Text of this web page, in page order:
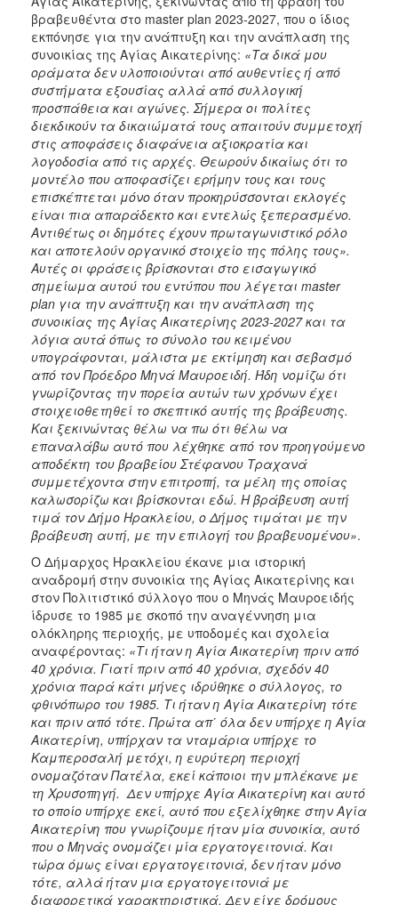
βραβευθέντα στο master plan 2023-2027, που ο ίδιος
εκπόνησε για την ανάπτυξη και την ανάπλαση της
συνοικίας της Αγίας Αικατερίνης: «Τα δικά μου
οράματα δεν υλοποιούνται από αυθεντίες ή από
συστήματα εξουσίας αλλά από συλλογική
προσπάθεια και αγώνες. Σήμερα οι πολίτες
διεκδικούν τα δικαιώματά τους απαιτούν συμμετοχή
στις αποφάσεις διαφάνεια αξιοκρατία και
λογοδοσία από τις αρχές. Θεωρούν δικαίως ότι το
μοντέλο που αποφασίζει ερήμην τους και τους
επισκέπτεται μόνο όταν προκηρύσσονται εκλογές
είναι πια απαράδεκτο και εντελώς ξεπερασμένο.
Αντιθέτως οι δημότες έχουν πρωταγωνιστικό ρόλο
και αποτελούν οργανικό στοιχείο της πόλης τους».
Αυτές οι φράσεις βρίσκονται στο εισαγωγικό
σημείωμα αυτού του εντύπου που λέγεται master
plan για την ανάπτυξη και την ανάπλαση της
συνοικίας της Αγίας Αικατερίνης 2023-2027 και τα
λόγια αυτά όπως το σύνολο του κειμένου
υπογράφονται, μάλιστα με εκτίμηση και σεβασμό
από τον Πρόεδρο Μηνά Μαυροειδή. Ήδη νομίζω ότι
γνωρίζοντας την πορεία αυτών των χρόνων έχει
στοιχειοθετηθεί το σκεπτικό αυτής της βράβευσης.
Και ξεκινώντας θέλω να πω ότι θέλω να
επαναλάβω αυτό που λέχθηκε από τον προηγούμενο
αποδέκτη του βραβείου Στέφανου Τραχανά
συμμετέχοντα στην επιτροπή, τα μέλη της οποίας
καλωσορίζω και βρίσκονται εδώ. Η βράβευση αυτή
τιμά τον Δήμο Ηρακλείου, ο Δήμος τιμάται με την
βράβευση αυτή, με την επιλογή του βραβευομένου».
Ο Δήμαρχος Ηρακλείου έκανε μια ιστορική
αναδρομή στην συνοικία της Αγίας Αικατερίνης και
στον Πολιτιστικό σύλλογο που ο Μηνάς Μαυροειδής
ίδρυσε το 1985 με σκοπό την αναγέννηση μια
ολόκληρης περιοχής, με υποδομές και σχολεία
αναφέροντας: «Τι ήταν η Αγία Αικατερίνη πριν από
40 χρόνια. Γιατί πριν από 40 χρόνια, σχεδόν 40
χρόνια παρά κάτι μήνες ιδρύθηκε ο σύλλογος, το
φθινόπωρο του 1985. Τι ήταν η Αγία Αικατερίνη τότε
και πριν από τότε. Πρώτα απ΄ όλα δεν υπήρχε η Αγία
Αικατερίνη, υπήρχαν τα νταμάρια υπήρχε το
Καμπεροσαλή μετόχι, η ευρύτερη περιοχή
ονομαζόταν Πατέλα, εκεί κάποιοι την μπλέκανε με
τη Χρυσοπηγή. Δεν υπήρχε Αγία Αικατερίνη και αυτό
το οποίο υπήρχε εκεί, αυτό που εξελίχθηκε στην Αγία
Αικατερίνη που γνωρίζουμε ήταν μία συνοικία, αυτό
που ο Μηνάς ονομάζει μία εργατογειτονιά. Και
τώρα όμως είναι εργατογειτονιά, δεν ήταν μόνο
τότε, αλλά ήταν μια εργατογειτονιά με
διαφορετικά χαρακτηριστικά. Δεν είχε δρόμους